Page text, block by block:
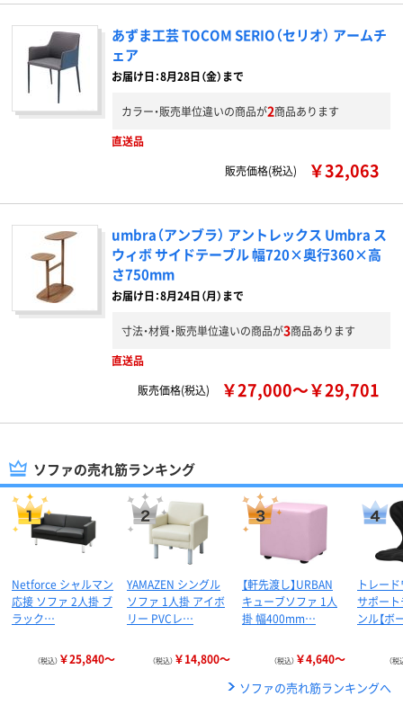
あずま工芸 TOCOM SERIO（セリオ） アームチ
ェア
お届け日：8月28日（金）まで
カラー・販売単位違いの商品が2商品あります
直送品
販売価格(税込)
￥32,063
umbra（アンブラ） アントレックス Umbra ス
ウィボ サイドテーブル 幅720×奥行360×高
さ750mm
お届け日：8月24日（月）まで
寸法・材質・販売単位違いの商品が3商品あります
直送品
販売価格(税込)
￥27,000～￥29,701
ソファの売れ筋ランキング
Netforce シャルマン
応接 ソファ 2人掛 ブ
ラック…
（税込） ￥25,840～
YAMAZEN シングル
ソファ 1人掛 アイボ
リー PVCレ…
（税込） ￥14,800～
【軒先渡し】URBAN
キューブソファ 1人
掛 幅400mm…
（税込） ￥4,640～
トレー
サポー
ンル【ボ
（税
ソファの売れ筋ランキングへ